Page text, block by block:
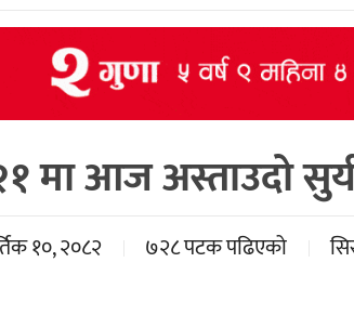
मा आज अस्ताउदो
१०, २०८२ ७२८ पटक पढिएको